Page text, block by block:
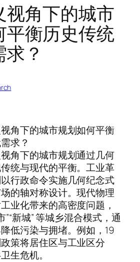
视角下的城市
平衡历史传统
？
角下的城市规划如何平衡
求？
角下的城市规划通过几何
统与现代的平衡。工业革
行政命令实施几何纪念式
的轴对称设计。现代物理
业化带来的高密度问题，
”“新城” 等城乡混合模式，通
低污染与拥堵。例如，19
策将居住区与工业区分
生危机。